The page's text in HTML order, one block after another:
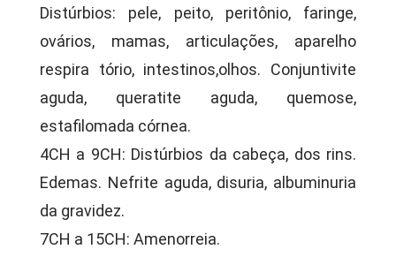
Distúrbios: pele, peito, peritônio, faringe,
ovários, mamas, articulações, aparelho
respira tório, intestinos,olhos. Conjuntivite
aguda, queratite aguda, quemose,
estafilomada córnea.
4CH a 9CH: Distúrbios da cabeça, dos rins.
Edemas. Nefrite aguda, disuria, albuminuria
da gravidez.
7CH a 15CH: Amenorreia.